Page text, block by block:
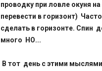
проводку при ловле окуня
перевести в горизонт)
сделать в горизонте. Спин
много НО...
В тот день с этими